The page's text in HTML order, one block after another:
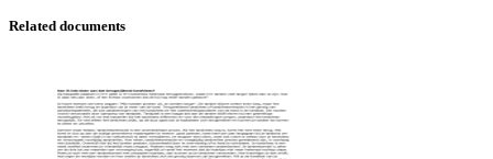
Related documents